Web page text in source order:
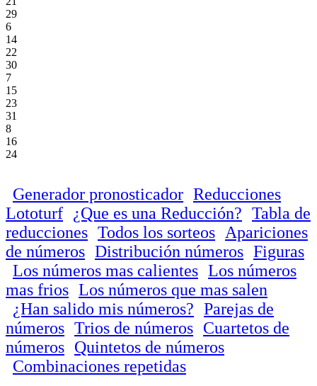
29
6
14
22
30
7
15
23
31
8
16
24
Generador pronosticador Reducciones
Lototurf
¿Que es una Reducción? Tabla de
reducciones Todos los sorteos
Apariciones
de números Distribución números Figuras
Los números mas calientes Los números
mas frios Los números que mas salen
¿Han salido mis números? Parejas de
números Trios de números Cuartetos de
números Quintetos de números
Combinaciones repetidas